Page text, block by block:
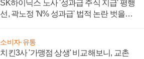
SK하이닉스 노사 '성과급 주식 지급' 평행
선, 곽노정 'N% 성과급' 법적 논란 벗을지
소비자·유통
치킨3사 '가맹점 상생' 비교해보니, 교촌